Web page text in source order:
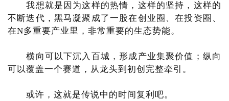
我想就是因为这样的热情，这样的坚持，这样的
不断迭代，黑马凝聚成了一股在创业圈、在投资圈、
在N多重要产业里，非常重要的生态势能。
横向可以下沉入百城，形成产业集聚价值；纵向
可以覆盖一个赛道，从龙头到初创完整牵引。
或许，这就是传说中的时间复利吧。